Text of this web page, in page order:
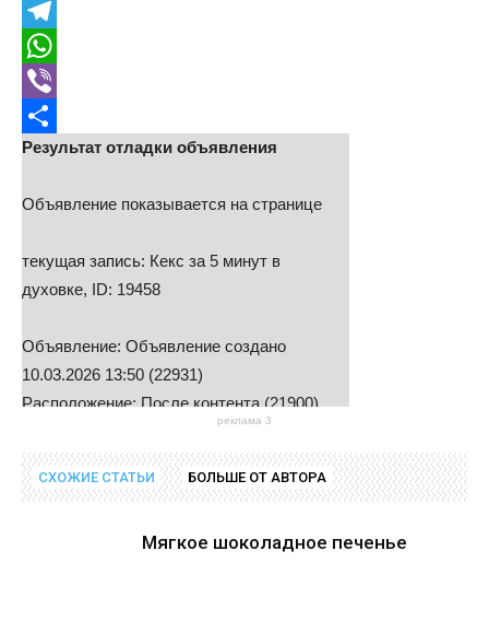
VK
Telegram
WhatsApp
Viber
Отправить
Результат отладки объявления
Объявление показывается на странице
текущая запись: Кекс за 5 минут в
духовке, ID: 19458
Объявление: Объявление создано
10.03.2026 13:50 (22931)
Расположение: После контента (21900)
Найти решения в руководстве
реклама 3
СХОЖИЕ СТАТЬИ БОЛЬШЕ ОТ АВТОРА
Мягкое шоколадное печенье